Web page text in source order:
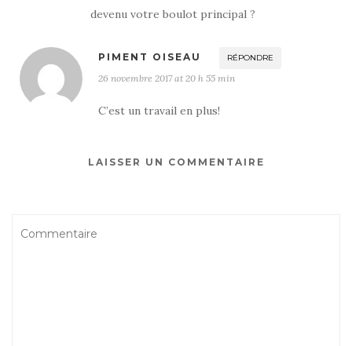
devenu votre boulot principal ?
PIMENT OISEAU RÉPONDRE
26 novembre 2017 at 20 h 55 min
C’est un travail en plus!
LAISSER UN COMMENTAIRE